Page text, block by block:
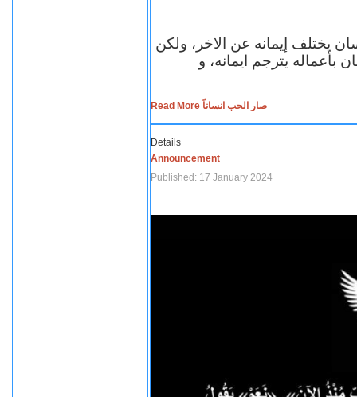
يختلف إيمانه عن الاخر، ولكن
بأعماله يترجم ايمانه، و
Read More صار الحب انساناً
Details
Announcement
Published: 17 January 2024